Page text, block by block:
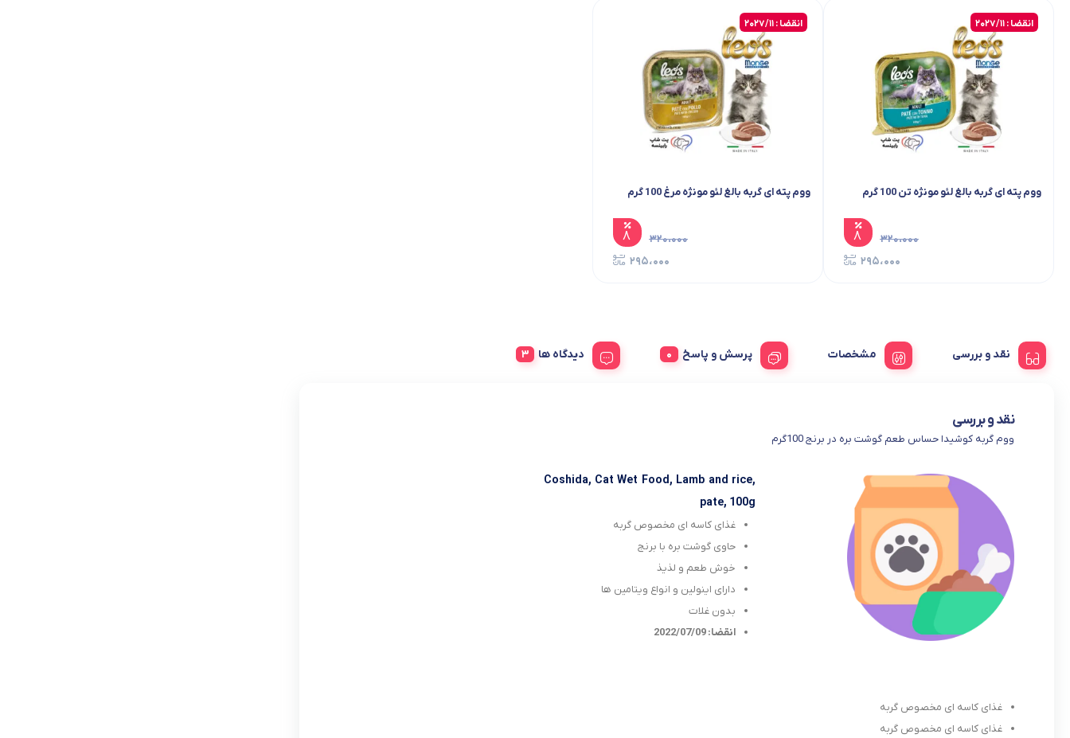
انقضا : 2027/11
ووم پته ای گربه بالغ لئو مونژه تن 100 گرم
۳۲۰،۰۰۰
۲۹۵،۰۰۰
۸
انقضا : 2027/11
ووم پته ای گربه بالغ لئو مونژه مرغ 100 گرم
۳۲۰،۰۰۰
۲۹۵،۰۰۰
۸
نقد و بررسی مشخصات پرسش و پاسخ دیدگاه ها
نقد و بررسی
ووم گربه کوشیدا حساس طعم گوشت بره در برنج 100گرم
Coshida, Cat Wet Food, Lamb and rice,
pate, 100g
غذای کاسه ای مخصوص گربه
حاوی گوشت بره با برنج
خوش طعم و لذیذ
دارای اینولین و انواع ویتامین ها
بدون غلات
انقضا: 2022/07/09
غذای کاسه ای مخصوص گربه
غذای کاسه ای مخصوص گربه